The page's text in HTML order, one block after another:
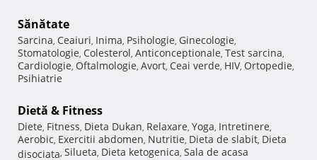
Sănătate
Sarcina, Ceaiuri, Inima, Psihologie, Ginecologie,
Stomatologie, Colesterol, Anticonceptionale, Test sarcina,
Cardiologie, Oftalmologie, Avort, Ceai verde, HIV, Ortopedie,
Psihiatrie
Dietă & Fitness
Diete, Fitness, Dieta Dukan, Relaxare, Yoga, Intretinere,
Aerobic, Exercitii abdomen, Nutritie, Dieta de slabit, Dieta
disociata, Silueta, Dieta ketogenica, Sala de acasa